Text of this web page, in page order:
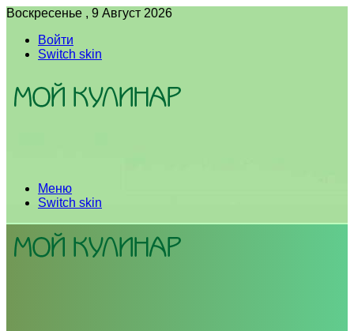
Воскресенье , 9 Август 2026
Войти
Switch skin
Меню
Switch skin